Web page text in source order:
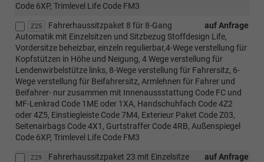
Code 6XP, Trimlevel Life Code FM3
Z25 auf Anfrage
Fahrerhaussitzpaket 8 für 8-Gang
Automatik mit Einzelsitzen und Sitzbezug Stoffdesign Life,
Vordersitze beheizbar, einzeln regulierbar,4-Wege verstellung für
Kopfstützen in Höhe und Neigung, 4 Wege verstellung für
Lendenwirbelstütze links, 8-Wege verstellung für Fahrersitz, 6-
Wege verstellung für Beifahrersitz, Armlehnen für Fahrer und
Beifahrer- nur zusammen mit Innenaussstattung Code FC und
MF-Lenkrad Code 1ME oder 1XA, Handschuhfach Code 4Z2
oder 4Z5, Einstiegleiste Code 7M4, Exterieur Paket Code Z03,
Seitenairbags Code 4X1, Gurtstraffer Code 4RB, Außenspiegel
Code 6XP, Trimlevel Life Code FM3
Z29 auf Anfrage
Fahrerhaussitzpaket 23 mit Einzelsitze